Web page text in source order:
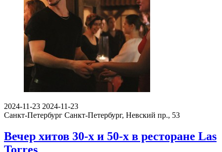
2024-11-23 2024-11-23
Санкт-Петербург Санкт-Петербург, Невский пр., 53
Вечер хитов 30-х и 50-х в ресторане Las